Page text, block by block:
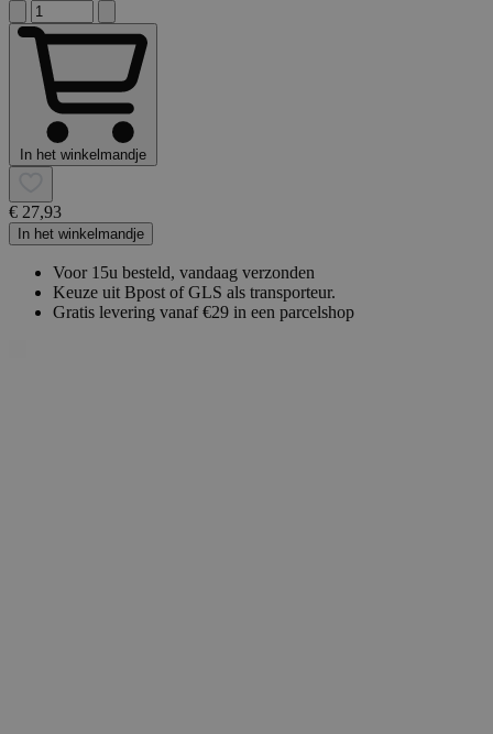
In het winkelmandje
€ 27,93
In het winkelmandje
Voor 15u besteld, vandaag verzonden
Keuze uit Bpost of GLS als transporteur.
Gratis levering vanaf €29 in een parcelshop